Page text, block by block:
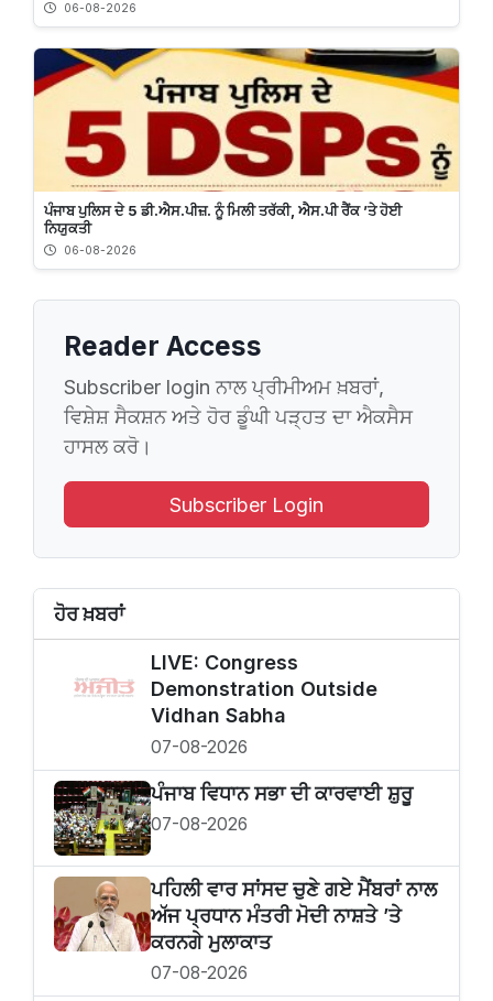
06-08-2026
ਪੰਜਾਬ ਪੁਲਿਸ ਦੇ 5 ਡੀ.ਐਸ.ਪੀਜ਼. ਨੂੰ ਮਿਲੀ ਤਰੱਕੀ, ਐਸ.ਪੀ ਰੈਂਕ ’ਤੇ ਹੋਈ
ਨਿਯੁਕਤੀ
06-08-2026
Reader Access
Subscriber login ਨਾਲ ਪ੍ਰੀਮੀਅਮ ਖ਼ਬਰਾਂ,
ਵਿਸ਼ੇਸ਼ ਸੈਕਸ਼ਨ ਅਤੇ ਹੋਰ ਡੂੰਘੀ ਪੜ੍ਹਤ ਦਾ ਐਕਸੈਸ
ਹਾਸਲ ਕਰੋ।
Subscriber Login
ਹੋਰ ਖ਼ਬਰਾਂ
LIVE: Congress
Demonstration Outside
Vidhan Sabha
07-08-2026
ਪੰਜਾਬ ਵਿਧਾਨ ਸਭਾ ਦੀ ਕਾਰਵਾਈ ਸ਼ੁਰੂ
07-08-2026
ਪਹਿਲੀ ਵਾਰ ਸਾਂਸਦ ਚੁਣੇ ਗਏ ਮੈਂਬਰਾਂ ਨਾਲ
ਅੱਜ ਪ੍ਰਧਾਨ ਮੰਤਰੀ ਮੋਦੀ ਨਾਸ਼ਤੇ ’ਤੇ
ਕਰਨਗੇ ਮੁਲਾਕਾਤ
07-08-2026